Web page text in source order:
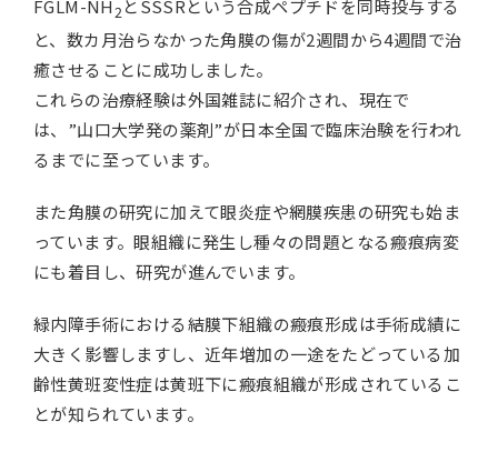
FGLM-NH2 とSSSRという合成ペプチドを同時投与する
と、数カ月治らなかった角膜の傷が2週間から4週間で治
癒させることに成功しました。
これらの治療経験は外国雑誌に紹介され、現在で
は、”山口大学発の薬剤”が日本全国で臨床治験を行われ
るまでに至っています。
また角膜の研究に加えて眼炎症や網膜疾患の研究も始ま
っています。眼組織に発生し種々の問題となる瘢痕病変
にも着目し、研究が進んでいます。
緑内障手術における結膜下組織の瘢痕形成は手術成績に
大きく影響しますし、近年増加の一途をたどっている加
齢性黄班変性症は黄班下に瘢痕組織が形成されているこ
とが知られています。